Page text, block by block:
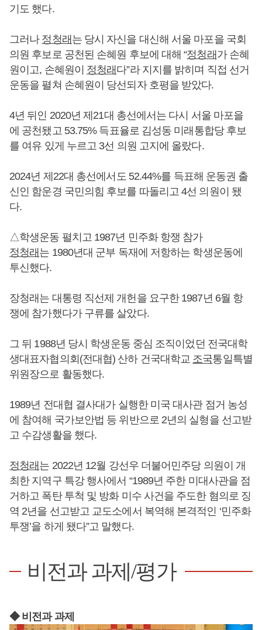
기도 했다.
그러나 정청래 는 당시 자신을 대신해 서울 마포을 국회
의원 후보로 공천된 손혜원 후보에 대해 “정청래 가 손혜
원이고, 손혜원이 정청래 다”라 지지를 밝히며 직접 선거
운동을 펼쳐 손혜원이 당선되자 호평을 받았다.
4년 뒤인 2020년 제21대 총선에서는 다시 서울 마포을
에 공천됐고 53.75% 득표율로 김성동 미래통합당 후보
를 여유 있게 누르고 3선 의원 고지에 올랐다.
2024년 제22대 총선에서도 52.44%를 득표해 운동권 출
신인 함운경 국민의힘 후보를 따돌리고 4선 의원이 됐
다.
△학생운동 펼치고 1987년 민주화 항쟁 참가
정청래 는 1980년대 군부 독재에 저항하는 학생운동에
투신했다.
장청래는 대통령 직선제 개헌을 요구한 1987년 6월 항
쟁에 참가했다가 구류를 살았다.
그 뒤 1988년 당시 학생운동 중심 조직이었던 전국대학
생대표자협의회(전대협) 산하 건국대학교 조국통일특별
위원장으로 활동했다.
1989년 전대협 결사대가 실행한 미국 대사관 점거 농성
에 참여해 국가보안법 등 위반으로 2년의 실형을 선고받
고 수감생활을 했다.
정청래 는 2022년 12월 강선우 더불어민주당 의원이 개
최한 지역구 특강 행사에서 “1989년 주한 미대사관을 점
거하고 폭탄 투척 및 방화 미수 사건을 주도한 혐의로 징
역 2년을 선고받고 교도소에서 복역해 본격적인 ‘민주화
투쟁’을 하게 됐다”고 말했다.
비전과 과제/평가
◆ 비전과 과제